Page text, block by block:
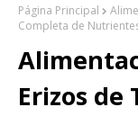
Página Principal
Completa de
Erizos de